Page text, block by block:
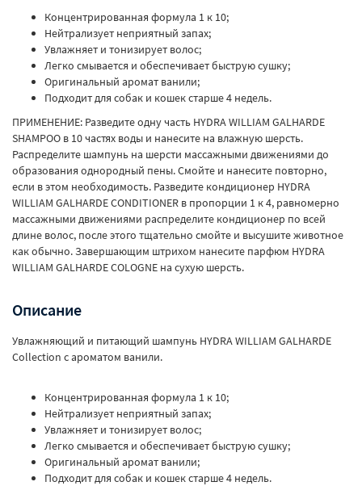
Концентрированная формула 1 к 10;
Нейтрализует неприятный запах;
Увлажняет и тонизирует волос;
Легко смывается и обеспечивает быструю сушку;
Оригинальный аромат ванили;
Подходит для собак и кошек старше 4 недель.
ПРИМЕНЕНИЕ: Разведите одну часть HYDRA WILLIAM GALHARDE
SHAMPOO в 10 частях воды и нанесите на влажную шерсть.
Распределите шампунь на шерсти массажными движениями до
образования однородный пены. Смойте и нанесите повторно,
если в этом необходимость. Разведите кондиционер HYDRA
WILLIAM GALHARDE CONDITIONER в пропорции 1 к 4, равномерно
массажными движениями распределите кондиционер по всей
длине волос, после этого тщательно смойте и высушите животное
как обычно. Завершающим штрихом нанесите парфюм HYDRA
WILLIAM GALHARDE COLOGNE на сухую шерсть.
Описание
Увлажняющий и питающий шампунь HYDRA WILLIAM GALHARDE
Collection с ароматом ванили.
Концентрированная формула 1 к 10;
Нейтрализует неприятный запах;
Увлажняет и тонизирует волос;
Легко смывается и обеспечивает быструю сушку;
Оригинальный аромат ванили;
Подходит для собак и кошек старше 4 недель.